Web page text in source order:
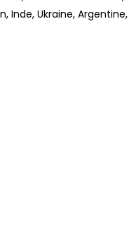
Inde, Ukraine, Argentine,